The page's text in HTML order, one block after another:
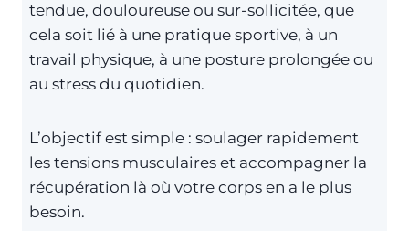
tendue, douloureuse ou sur-sollicitée, que
cela soit lié à une pratique sportive, à un
travail physique, à une posture prolongée ou
au stress du quotidien.
L’objectif est simple : soulager rapidement
les tensions musculaires et accompagner la
récupération là où votre corps en a le plus
besoin.